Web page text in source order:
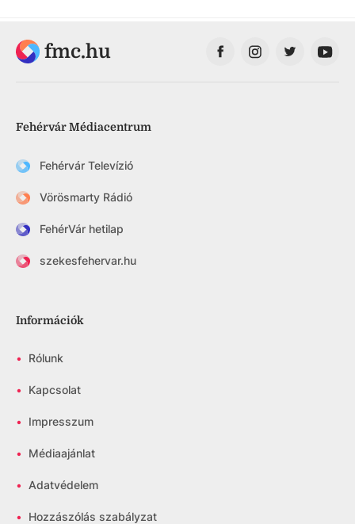
fmc.hu
Fehérvár Médiacentrum
Fehérvár Televízió
Vörösmarty Rádió
FehérVár hetilap
szekesfehervar.hu
Információk
• Rólunk
• Kapcsolat
• Impresszum
• Médiaajánlat
• Adatvédelem
• Hozzászólás szabályzat